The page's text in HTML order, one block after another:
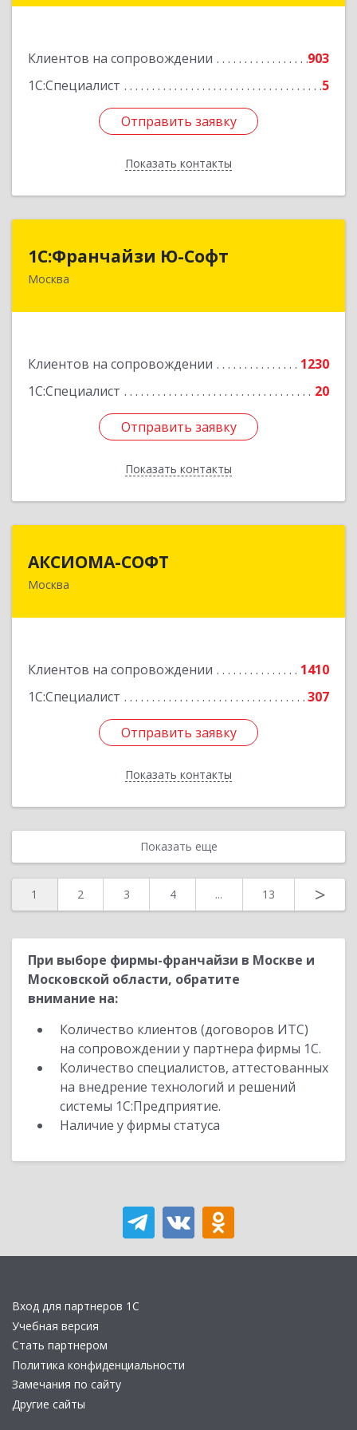
Клиентов на сопровождении
903
1С:Специалист
5
Отправить заявку
Показать контакты
Отправить заявку
Назад
1С:Франчайзи Ю-Софт
Москва
Клиентов на сопровождении
1230
1С:Специалист
20
Отправить заявку
Показать контакты
1С:Франчайзи Ю-Софт
117149, Москва г, вн.тер.г. муниципальный
Отправить заявку
Назад
АКСИОМА-СОФТ
Москва
Клиентов на сопровождении
1410
1С:Специалист
307
Отправить заявку
Показать контакты
105066, Москва г, вн.тер.г. муниципальный
Подробнее
Отправить заявку
Назад
Показать еще
1 2 3 4 ... 13 >
При выборе фирмы-франчайзи в Москве и
Московской области, обратите
внимание на:
Количество клиентов (договоров ИТС)
на сопровождении у партнера фирмы 1С.
Количество специалистов, аттестованных
на внедрение технологий и решений
системы 1С:Предприятие.
Наличие у фирмы статуса
Вход для партнеров 1С
Учебная версия
Стать партнером
Политика конфиденциальности
Замечания по сайту
Другие сайты